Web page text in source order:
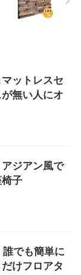
ットレスセ
無い人にオ
ジアン風で
子
でも簡単に
けフロアタ